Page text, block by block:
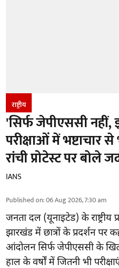
राष्ट्रीय
'सिर्फ जेपीएससी
परीक्षाओं में भष्टाचार से
रांची प्रोटेस्ट पर बोले
IANS
Published on:06 Aug 2026, 7:30 am
जनता दल (यूनाइटेड) के राष्ट्रीय
झारखंड में छात्रों के प्रदर्शन पर
आंदोलन सिर्फजेपीएससीके
हाल के वर्षों में जितनी भी